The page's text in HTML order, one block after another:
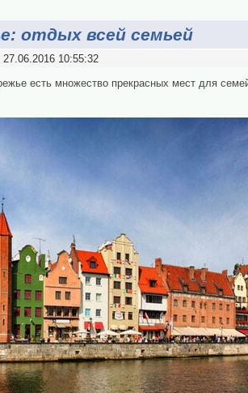
отдых всей семьей
27.06.2016 10:55:32
есть множество прекрасных мест для